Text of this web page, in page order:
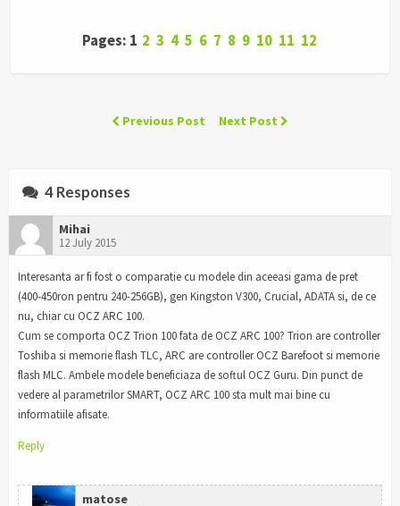
Pages: 1 2 3 4 5 6 7 8 9 10 11 12
Previous Post Next Post
4 Responses
Mihai
12 July 2015
Interesanta ar fi fost o comparatie cu modele din aceeasi gama de pret
(400-450ron pentru 240-256GB), gen Kingston V300, Crucial, ADATA si, de ce
nu, chiar cu OCZ ARC 100.
Cum se comporta OCZ Trion 100 fata de OCZ ARC 100? Trion are controller
Toshiba si memorie flash TLC, ARC are controller OCZ Barefoot si memorie
flash MLC. Ambele modele beneficiaza de softul OCZ Guru. Din punct de
vedere al parametrilor SMART, OCZ ARC 100 sta mult mai bine cu
informatiile afisate.
Reply
matose